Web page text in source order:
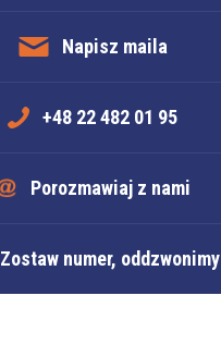
Napisz maila
+48 22 482 01 95
Porozmawiaj z nami
Zostaw numer, oddzwonimy